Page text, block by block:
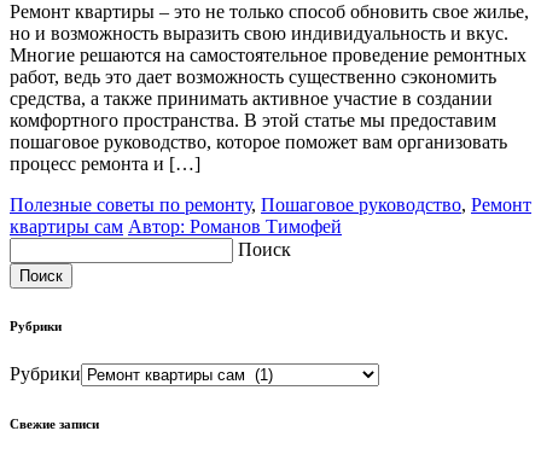
Ремонт квартиры – это не только способ обновить свое жилье,
но и возможность выразить свою индивидуальность и вкус.
Многие решаются на самостоятельное проведение ремонтных
работ, ведь это дает возможность существенно сэкономить
средства, а также принимать активное участие в создании
комфортного пространства. В этой статье мы предоставим
пошаговое руководство, которое поможет вам организовать
процесс ремонта и […]
Полезные советы по ремонту, Пошаговое руководство, Ремонт
квартиры сам Автор: Романов Тимофей
Поиск
Поиск
Рубрики
Рубрики
Свежие записи